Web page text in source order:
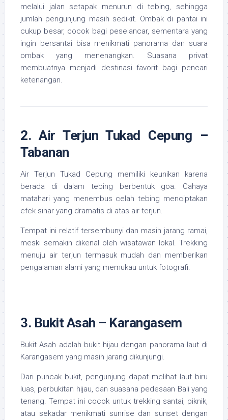
melalui jalan setapak menurun di tebing, sehingga
jumlah pengunjung masih sedikit. Ombak di pantai ini
cukup besar, cocok bagi peselancar, sementara yang
ingin bersantai bisa menikmati panorama dan suara
ombak yang menenangkan. Suasana privat
membuatnya menjadi destinasi favorit bagi pencari
ketenangan.
2. Air Terjun Tukad Cepung –
Tabanan
Air Terjun Tukad Cepung memiliki keunikan karena
berada di dalam tebing berbentuk goa. Cahaya
matahari yang menembus celah tebing menciptakan
efek sinar yang dramatis di atas air terjun.
Tempat ini relatif tersembunyi dan masih jarang ramai,
meski semakin dikenal oleh wisatawan lokal. Trekking
menuju air terjun termasuk mudah dan memberikan
pengalaman alami yang memukau untuk fotografi.
3. Bukit Asah – Karangasem
Bukit Asah adalah bukit hijau dengan panorama laut di
Karangasem yang masih jarang dikunjungi.
Dari puncak bukit, pengunjung dapat melihat laut biru
luas, perbukitan hijau, dan suasana pedesaan Bali yang
tenang. Tempat ini cocok untuk trekking santai, piknik,
atau sekadar menikmati sunrise dan sunset dengan